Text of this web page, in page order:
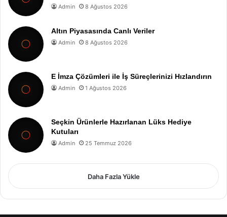
Admin 8 Ağustos 2026
Altın Piyasasında Canlı Veriler
Admin 8 Ağustos 2026
E İmza Çözümleri ile İş Süreçlerinizi Hızlandırın
Admin 1 Ağustos 2026
Seçkin Ürünlerle Hazırlanan Lüks Hediye
Kutuları
Admin 25 Temmuz 2026
Daha Fazla Yükle